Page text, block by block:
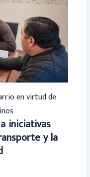
en virtud de
iniciativas
y la